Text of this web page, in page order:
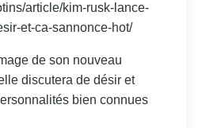
article/kim-rusk-lance-
et-ca-sannonce-hot/
de son nouveau
discutera de désir et
bien connues